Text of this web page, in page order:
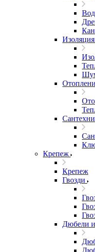
Крепеж
Крепеж
Гвозди
Дюбели